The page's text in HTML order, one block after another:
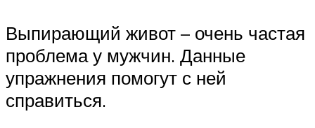
Выпирающий живот – очень частая
проблема у мужчин. Данные
упражнения помогут с ней
справиться.